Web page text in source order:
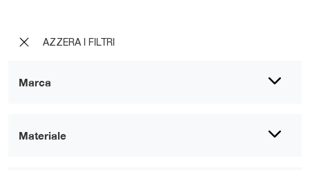
AZZERA I FILTRI
Marca
Materiale